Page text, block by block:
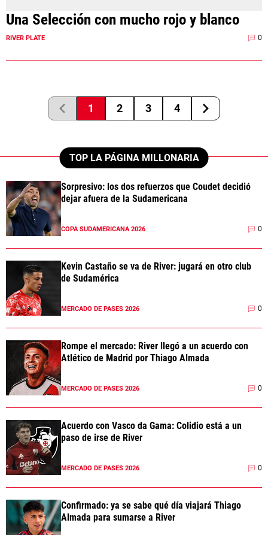
Una Selección con mucho rojo y blanco
RIVER PLATE 0
1 2 3 4
TOP LA PÁGINA MILLONARIA
Sorpresivo: los dos refuerzos que Coudet decidió
dejar afuera de la Sudamericana
COPA SUDAMERICANA 2026 0
Kevin Castaño se va de River: jugará en otro club
de Sudamérica
MERCADO DE PASES 2026 0
Rompe el mercado: River llegó a un acuerdo con
Atlético de Madrid por Thiago Almada
MERCADO DE PASES 2026 0
Acuerdo con Vasco da Gama: Colidio está a un
paso de irse de River
MERCADO DE PASES 2026 0
Confirmado: ya se sabe qué día viajará Thiago
Almada para sumarse a River